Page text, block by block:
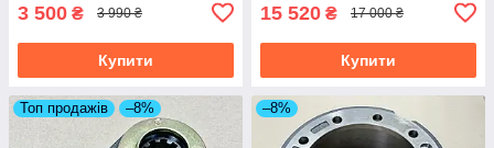
3 500 ₴ 3 990 ₴
Купити
15 520 ₴ 17 000 ₴
Купити
Топ продажів –8% –8%